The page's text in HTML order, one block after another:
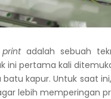
adalah sebuah
ini pertama kali
batu kapur. Untuk saat
lebih memperingan